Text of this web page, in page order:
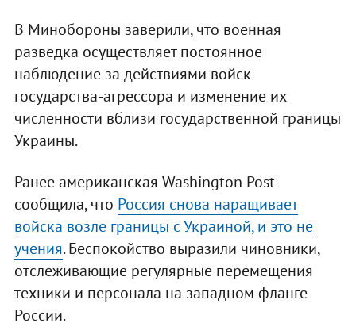
В Минобороны заверили, что военная
разведка осуществляет постоянное
наблюдение за действиями войск
государства-агрессора и изменение их
численности вблизи государственной границы
Украины.
Ранее американская Washington Post
сообщила, что Россия снова наращивает
войска возле границы с Украиной, и это не
учения. Беспокойство выразили чиновники,
отслеживающие регулярные перемещения
техники и персонала на западном фланге
России.